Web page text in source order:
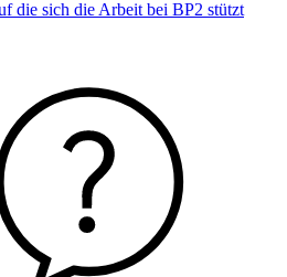
die sich die Arbeit bei BP2 stützt